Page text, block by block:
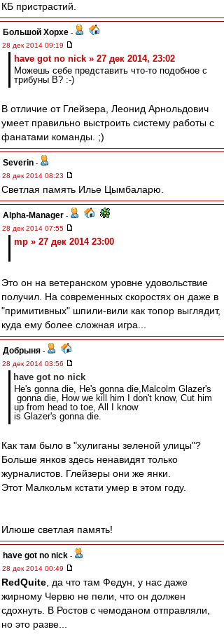
КБ пристрастий.
Большой Хорхе -
28 дек 2014 09:19
have got no nick » 27 дек 2014, 23:02
Можешь себе представить что-то подобное с
трибуны В? :-)
В отличие от Глейзера, Леонид Арнольдович
умеет правильно выстроить систему работы с
фанатами команды. ;)
Severin -
28 дек 2014 08:23
Светлая память Илье Цымбаларю.
Alpha-Manager -
28 дек 2014 07:55
mp » 27 дек 2014 23:00
Это он на ветеранском уровне удовольствие
получил. На современных скоростях он даже в
"примитивных" шпили-вили как топор выглядит,
куда ему более сложная игра...
Добрыня -
28 дек 2014 03:56
have got no nick
He's gonna die, He's gonna die,Malcolm Glazer's
gonna die, How we kill him I don't know, Cut him
up from head to toe, All I know
is Glazer's gonna die.
Как там было в "хулиганы зеленой улицы"?
Больше янков здесь ненавидят только
журналистов. Глейзеры они же янки.
Этот Малкольм кстати умер в этом году.
Илюше светлая память!
have got no nick -
28 дек 2014 00:49
RedQuite , да что там Федун, у нас даже
жирному Червю не пели, что он должен
сдохнуть. В Ростов с чемоданом отправляли,
но это разве...